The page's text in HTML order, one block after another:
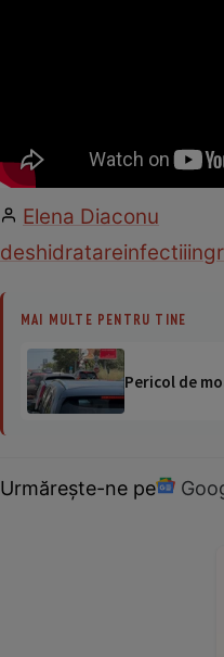
Elena Diaconu
deshidratareinfectii
MAI MULTE PENTRU TINE
Pericol de
Urmărește-ne pe